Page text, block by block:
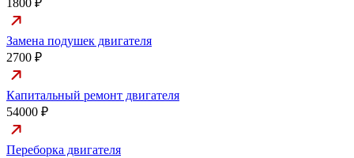
1800 ₽
Замена подушек двигателя
2700 ₽
Капитальный ремонт двигателя
54000 ₽
Переборка двигателя